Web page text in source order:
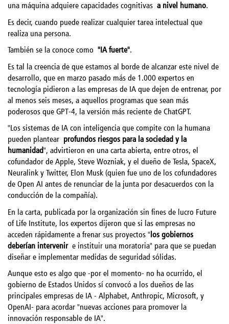
una máquina adquiere capacidades cognitivas a nivel humano.
Es decir, cuando puede realizar cualquier tarea intelectual que
realiza una persona.
También se la conoce como "IA fuerte".
Es tal la creencia de que estamos al borde de alcanzar este nivel de
desarrollo, que en marzo pasado más de 1.000 expertos en
tecnología pidieron a las empresas de IA que dejen de entrenar, por
al menos seis meses, a aquellos programas que sean más
poderosos que GPT-4, la versión más reciente de ChatGPT.
"Los sistemas de IA con inteligencia que compite con la humana
pueden plantear profundos riesgos para la sociedad y la
humanidad", advirtieron en una carta abierta, entre otros, el
cofundador de Apple, Steve Wozniak, y el dueño de Tesla, SpaceX,
Neuralink y Twitter, Elon Musk (quien fue uno de los cofundadores
de Open AI antes de renunciar de la junta por desacuerdos con la
conducción de la compañía).
En la carta, publicada por la organización sin fines de lucro Future
of Life Institute, los expertos dijeron que si las empresas no
acceden rápidamente a frenar sus proyectos "los gobiernos
deberían intervenir e instituir una moratoria" para que se puedan
diseñar e implementar medidas de seguridad sólidas.
Aunque esto es algo que -por el momento- no ha ocurrido, el
gobierno de Estados Unidos sí convocó a los dueños de las
principales empresas de IA - Alphabet, Anthropic, Microsoft, y
OpenAI- para acordar "nuevas acciones para promover la
innovación responsable de IA".